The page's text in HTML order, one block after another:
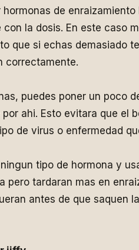
hormonas de
la dosis. En este caso
que si echas demasiado
correctamente.
puedes poner un poco
por ahi. Esto evitara que el
de virus o enfermedad
tipo de hormona y
pero tardaran mas en
antes de que saquen